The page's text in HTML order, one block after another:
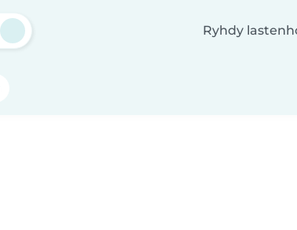
Ryhdy